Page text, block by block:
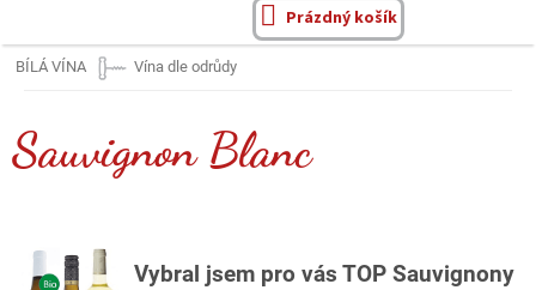
NÁKUPNÍ
Prázdný košík
BÍLÁ VÍNA Vína dle odrůdy
Sauvignon Blanc
Vybral jsem pro vás TOP Sauvignony